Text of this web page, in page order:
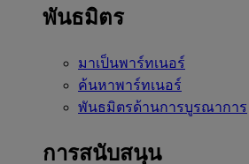
พันธมิตร
มาเป็นพาร์ทเนอร์
ค้นหาพาร์ทเนอร์
พันธมิตรด้านการบูรณาการ
การสนับสนุน